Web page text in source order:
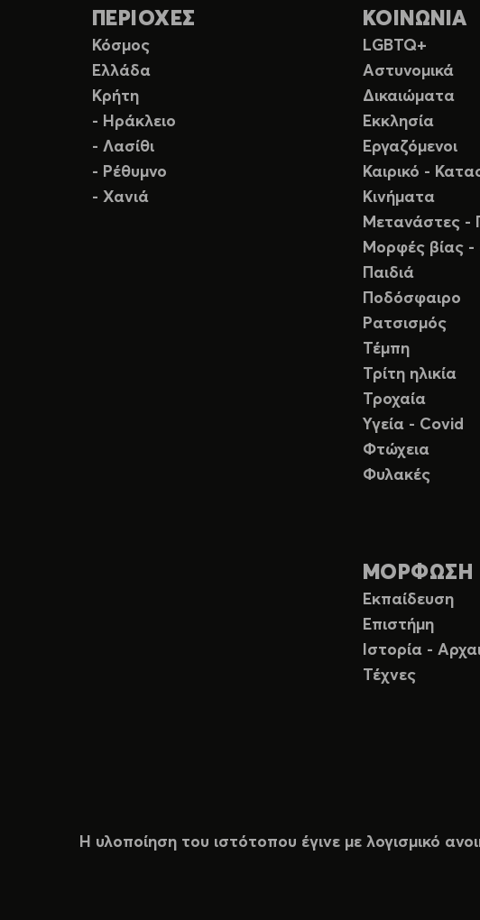
ΠΕΡΙΟΧΕΣ
Κόσμος
Ελλάδα
Κρήτη
- Ηράκλειο
- Λασίθι
- Ρέθυμνο
- Χανιά
ΚΟΙΝΩΝΙΑ
LGBTQ+
Αστυνομικά
Δικαιώματα
Εκκλησία
Εργαζόμενοι
Καιρικό -
Κινήματα
Μετανάστες -
Μορφές βίας -
Παιδιά
Ποδόσφαιρο
Ρατσισμός
Τέμπη
Τρίτη ηλικία
Τροχαία
Υγεία - Covid
Φτώχεια
Φυλακές
ΜΟΡΦΩΣΗ
Εκπαίδευση
Επιστήμη
Ιστορία -
Τέχνες
Η υλοποίηση του ιστότοπου έγινε με λογισμικό